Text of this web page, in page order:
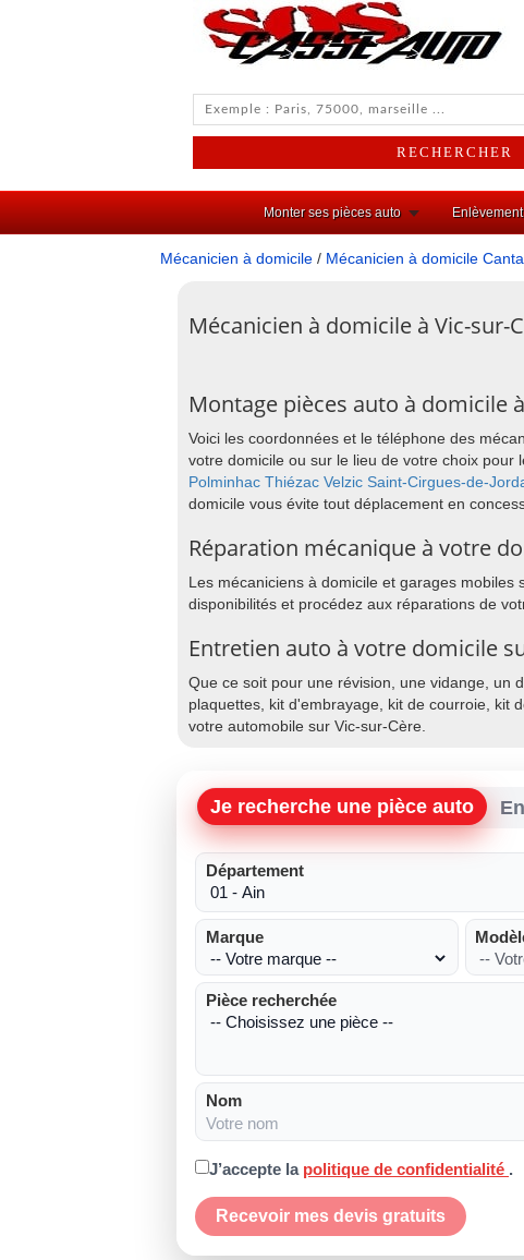
Monter ses pièces auto
Mécanicien à domicile / Mécanicien à domicile
Mécanicien à domicile à Vic-sur-
Montage pièces auto à domicile
Voici les coordonnées et le téléphone des
votre domicile ou sur le lieu de votre choix
Polminhac Thiézac Velzic Saint-Cirgues-de-
domicile vous évite tout déplacement en
Réparation mécanique à votre
Les mécaniciens à domicile et garages
disponibilités et procédez aux réparations de
Entretien auto à votre domicile
Que ce soit pour une révision, une vidange, un
plaquettes, kit d'embrayage, kit de courroie, kit
votre automobile sur Vic-sur-Cère.
Je recherche une pièce auto
Département
Marque
Pièce recherchée
Nom
J’accepte la politique de confidentialité .
Recevoir mes devis gratuits